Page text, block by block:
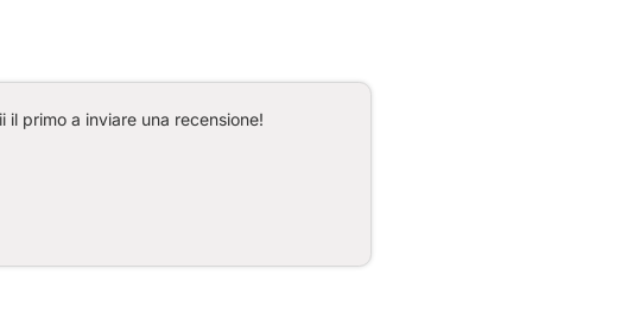
primo a inviare una recensione!